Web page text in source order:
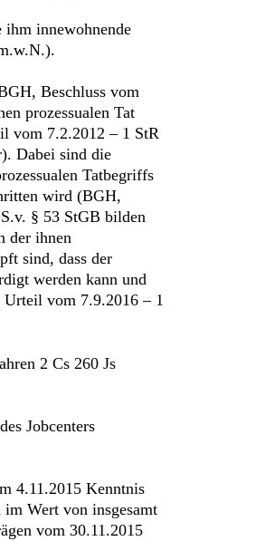
ihm innewohnende
Beschluss vom
prozessualen Tat
vom 7.2.2012 – 1 StR
Dabei sind die
Tatbegriffs
wird (BGH,
§ 53 StGB bilden
der ihnen
sind, dass der
werden kann und
Urteil vom 7.9.2016 – 1
2 Cs 260 Js
Jobcenters
4.11.2015 Kenntnis
im Wert von insgesamt
vom 30.11.2015